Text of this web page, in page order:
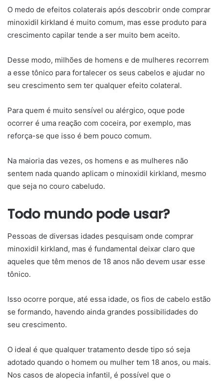
O medo de efeitos colaterais após descobrir onde comprar
minoxidil kirkland é muito comum, mas esse produto para
crescimento capilar tende a ser muito bem aceito.
Desse modo, milhões de homens e de mulheres recorrem
a esse tônico para fortalecer os seus cabelos e ajudar no
seu crescimento sem ter qualquer efeito colateral.
Para quem é muito sensível ou alérgico, oque pode
ocorrer é uma reação com coceira, por exemplo, mas
reforça-se que isso é bem pouco comum.
Na maioria das vezes, os homens e as mulheres não
sentem nada quando aplicam o minoxidil kirkland, mesmo
que seja no couro cabeludo.
Todo mundo pode usar?
Pessoas de diversas idades pesquisam onde comprar
minoxidil kirkland, mas é fundamental deixar claro que
aqueles que têm menos de 18 anos não devem usar esse
tônico.
Isso ocorre porque, até essa idade, os fios de cabelo estão
se formando, havendo ainda grandes possibilidades do
seu crescimento.
O ideal é que qualquer tratamento desde tipo só seja
adotado quando o homem ou mulher tem 18 anos, ou mais.
Nos casos de alopecia infantil, é possível que o